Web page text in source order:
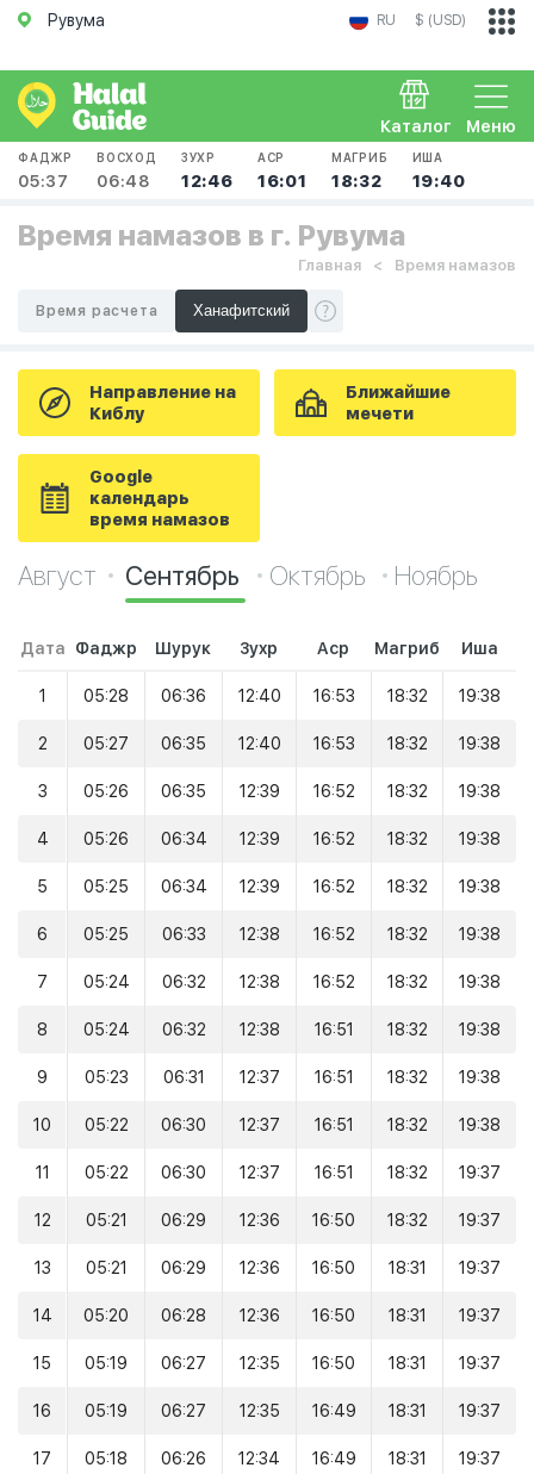
Рувума RU $ (USD)
Меню
Каталог
ФАДЖР
05:37
ВОСХОД
06:48
ЗУХР
12:46
АСР
16:01
МАГРИБ
18:32
ИША
19:40
Время намазов в г. Рувума
Главная Время намазов
Время расчета
Направление на
Киблу
Ближайшие
мечети
Google
календарь
время намазов
Август Сентябрь Октябрь Ноябрь
Дата Фаджр Шурук Зухр Аср Магриб Иша
1 05:28 06:36 12:40 16:53 18:32 19:38
2 05:27 06:35 12:40 16:53 18:32 19:38
3 05:26 06:35 12:39 16:52 18:32 19:38
4 05:26 06:34 12:39 16:52 18:32 19:38
5 05:25 06:34 12:39 16:52 18:32 19:38
6 05:25 06:33 12:38 16:52 18:32 19:38
7 05:24 06:32 12:38 16:52 18:32 19:38
8 05:24 06:32 12:38 16:51 18:32 19:38
9 05:23 06:31 12:37 16:51 18:32 19:38
10 05:22 06:30 12:37 16:51 18:32 19:38
11 05:22 06:30 12:37 16:51 18:32 19:37
12 05:21 06:29 12:36 16:50 18:32 19:37
13 05:21 06:29 12:36 16:50 18:31 19:37
14 05:20 06:28 12:36 16:50 18:31 19:37
15 05:19 06:27 12:35 16:50 18:31 19:37
16 05:19 06:27 12:35 16:49 18:31 19:37
17 05:18 06:26 12:34 16:49 18:31 19:37